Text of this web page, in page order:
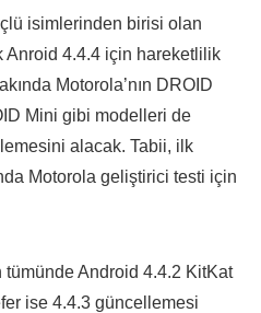
isimlerinden birisi olan
Anroid 4.4.4 için hareketlilik
Motorola’nın DROID
Mini gibi modelleri de
alacak. Tabii, ilk
Motorola geliştirici testi için
tümünde Android 4.4.2 KitKat
ise 4.4.3 güncellemesi